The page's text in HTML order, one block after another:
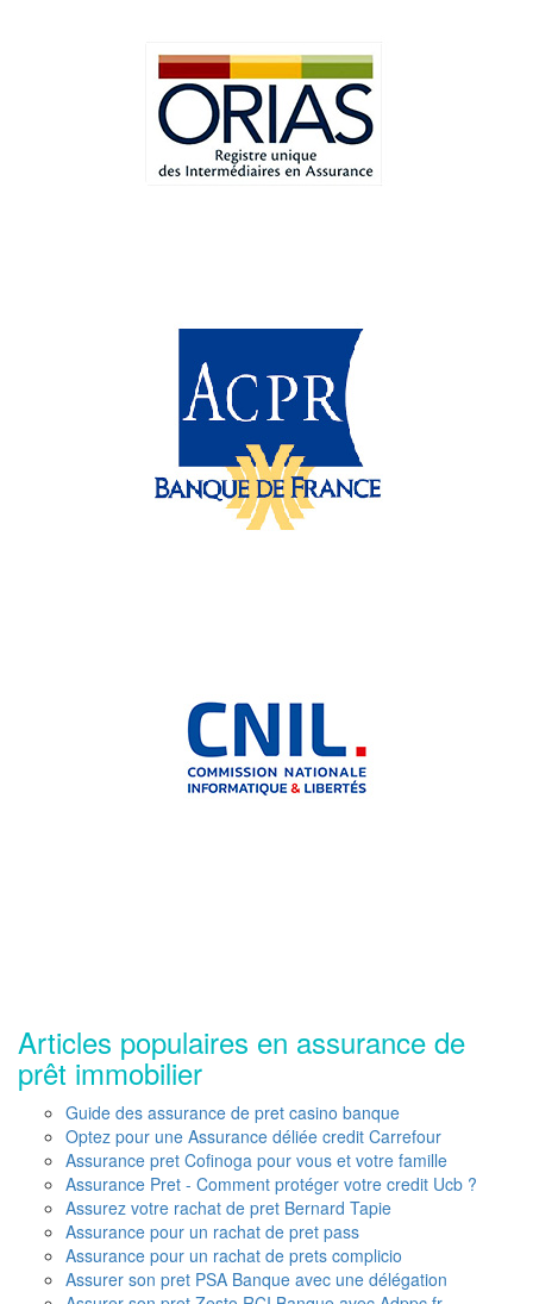
Articles populaires en assurance de
prêt immobilier
Guide des assurance de pret casino banque
Optez pour une Assurance déliée credit Carrefour
Assurance pret Cofinoga pour vous et votre famille
Assurance Pret - Comment protéger votre credit Ucb ?
Assurez votre rachat de pret Bernard Tapie
Assurance pour un rachat de pret pass
Assurance pour un rachat de prets complicio
Assurer son pret PSA Banque avec une délégation